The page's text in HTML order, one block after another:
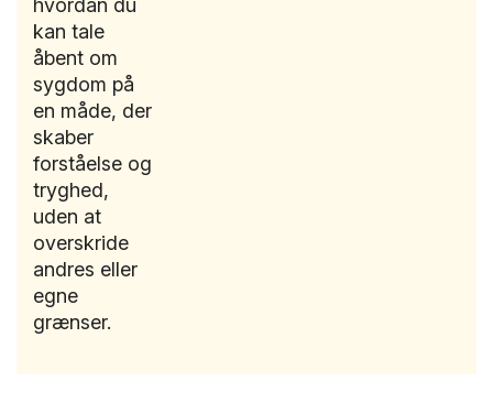
hvordan du
kan tale
åbent om
sygdom på
en måde, der
skaber
forståelse og
tryghed,
uden at
overskride
andres eller
egne
grænser.